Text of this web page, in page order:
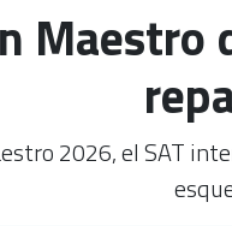
Maestro
2026, el SAT